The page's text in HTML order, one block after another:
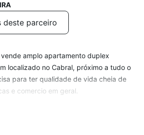
deste parceiro
amplo apartamento duplex
localizado no Cabral, próximo a tudo o
para ter qualidade de vida cheia de
e comercio em geral.
semimobiliado com armários
na elétrica e hidráulica,